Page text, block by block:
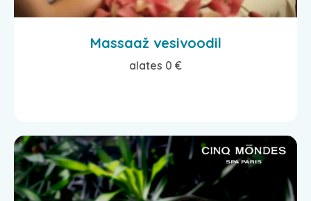
Massaaž vesivoodil
alates 0 €